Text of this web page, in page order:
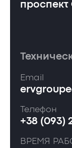
Email
Телефон
+38 (093)
ВРЕМЯ